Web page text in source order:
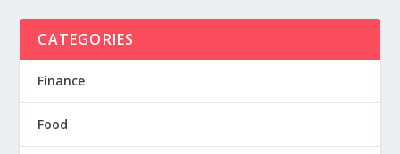
CATEGORIES
Finance
Food